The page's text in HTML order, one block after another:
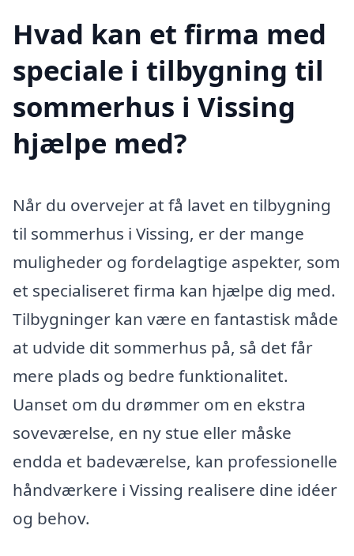
Hvad kan et firma med
speciale i tilbygning til
sommerhus i Vissing
hjælpe med?
Når du overvejer at få lavet en tilbygning
til sommerhus i Vissing, er der mange
muligheder og fordelagtige aspekter, som
et specialiseret firma kan hjælpe dig med.
Tilbygninger kan være en fantastisk måde
at udvide dit sommerhus på, så det får
mere plads og bedre funktionalitet.
Uanset om du drømmer om en ekstra
soveværelse, en ny stue eller måske
endda et badeværelse, kan professionelle
håndværkere i Vissing realisere dine idéer
og behov.